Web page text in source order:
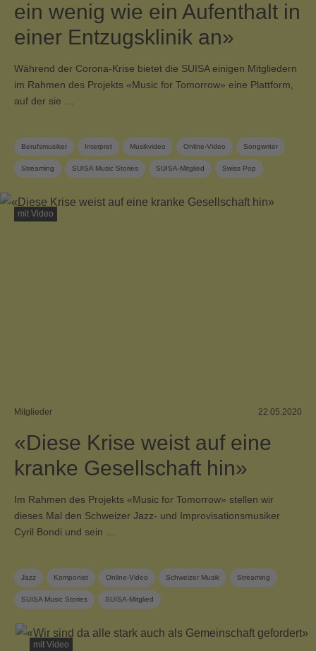
ein wenig wie ein Aufenthalt in
einer Entzugsklinik an»
Während der Corona-Krise bietet die SUISA einigen Mitgliedern
im Rahmen des Projekts «Music for Tomorrow» eine Plattform,
auf der sie …
Berufsmusiker Interpret Musikvideo Online-Video Songwriter
Streaming SUISA Music Stories SUISA-Mitglied Swiss Pop
mit Video
Mitglieder 22.05.2020
«Diese Krise weist auf eine
kranke Gesellschaft hin»
Im Rahmen des Projekts «Music for Tomorrow» stellen wir
dieses Mal den Schweizer Jazz- und Improvisationsmusiker
Cyril Bondi und sein …
Jazz Komponist Online-Video Schweizer Musik Streaming
SUISA Music Stories SUISA-Mitglied
mit Video